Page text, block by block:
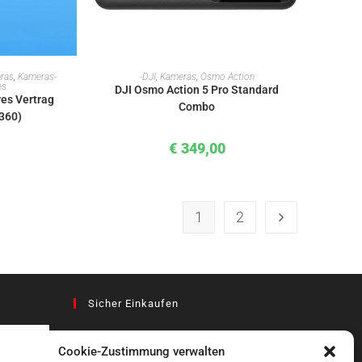
Cookie-Zustimmung verwalten
, Kameras-
Vertrag
IN DEN WARENKORB
-DJI, Kameras, Osmo Action
DJI Osmo Action 5 Pro Standard
Combo
€ 349,00
1 2
Sicher Einkaufen